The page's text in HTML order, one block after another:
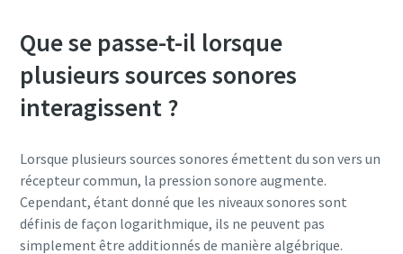
Que se passe-t-il lorsque
plusieurs sources sonores
interagissent ?
Lorsque plusieurs sources sonores émettent du son vers un
récepteur commun, la pression sonore augmente.
Cependant, étant donné que les niveaux sonores sont
définis de façon logarithmique, ils ne peuvent pas
simplement être additionnés de manière algébrique.